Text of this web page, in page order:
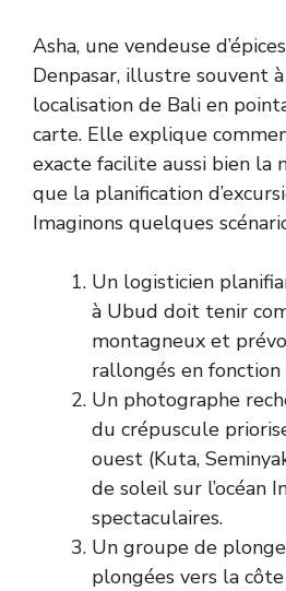
Asha, une vendeuse
Denpasar, illustre souvent
localisation de Bali en
carte. Elle explique
exacte facilite aussi bien la
que la planification
Imaginons quelques
Un logisticien
à Ubud doit tenir
montagneux et
rallongés en
Un photographe
du crépuscule
ouest (Kuta,
de soleil sur l’océan
spectaculaires.
Un groupe de
plongées vers la